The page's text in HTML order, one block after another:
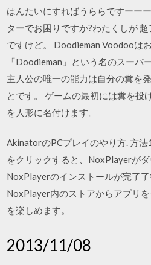
はんたいにすればうららですーー
ターでお困りですか?わたくしが
ですけど。 Doodieman Voodooは
「Doodieman」という名のスーパ
主人公の唯一の能力は自分の糞を
とです。 ゲームの最初には糞を投
を人形に名付けます。
AkinatorのPCプレイのやり方. 方
をクリックすると、NoxPlayerがダ
NoxPlayerのインストールが完了
NoxPlayer内のストアからアプリ
を楽しめます。
2013/11/08